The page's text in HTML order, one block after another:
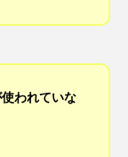
使われていな